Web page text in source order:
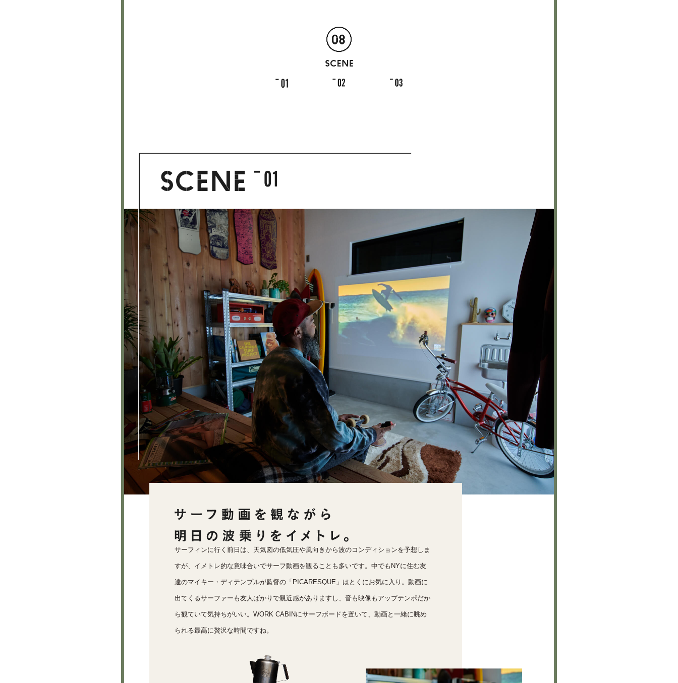
サーフィンに行く前日は、天気図の低気圧や風向きから波のコンディションを予想しま
すが、イメトレ的な意味合いでサーフ動画を観ることも多いです。中でもNYに住む友
達のマイキー・ディテンプルが監督の「PICARESQUE」はとくにお気に入り。動画に
出てくるサーファーも友人ばかりで親近感がありますし、音も映像もアップテンポだか
ら観ていて気持ちがいい。WORK CABINにサーフボードを置いて、動画と一緒に眺め
られる最高に贅沢な時間ですね。